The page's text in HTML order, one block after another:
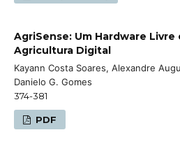
AgriSense: Um Hardware
Agricultura Digital
Kayann Costa Soares, Alexandre
Danielo G. Gomes
374-381
PDF